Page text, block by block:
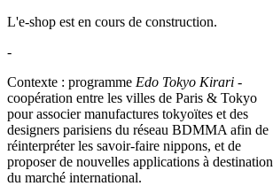
L'e-shop est en cours de construction.
-
Contexte : programme Edo Tokyo Kirari -
coopération entre les villes de Paris & Tokyo
pour associer manufactures tokyoïtes et des
designers parisiens du réseau BDMMA afin de
réinterpréter les savoir-faire nippons, et de
proposer de nouvelles applications à destination
du marché international.